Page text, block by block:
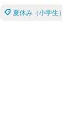
夏休み（小学生）